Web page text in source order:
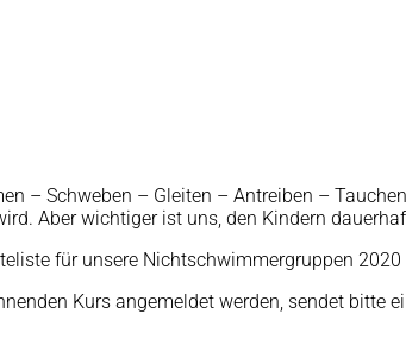
– Schweben – Gleiten – Antreiben –
Aber wichtiger ist uns, den Kindern
für unsere Nichtschwimmergruppen
Kurs angemeldet werden, sendet bitte